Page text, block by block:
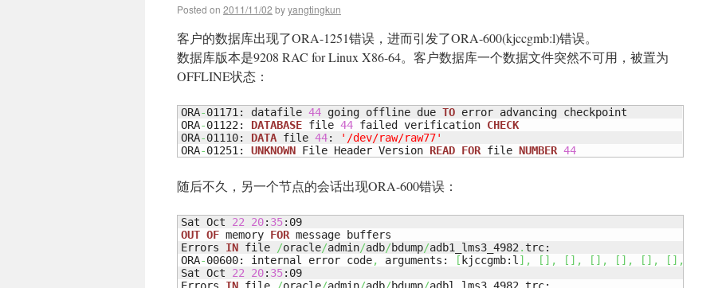
Posted on 2011/11/02 byyangtingkun
客户的数据库出现了ORA-1251错误，进而引发了ORA-600(kjccgmb:l)错误。
数据库版本是9208 RAC for Linux X86-64。客户数据库一个数据文件突然不可用，被置为
OFFLINE状态：
ORA-01171: datafile 44 going offline due TO error advancing checkpoint
ORA-01122: DATABASE file 44 failed verification CHECK
ORA-01110: DATA file 44:
'/dev/raw/raw77'
ORA-01251: UNKNOWN File Header Version READ FOR file NUMBER 44
随后不久，另一个节点的会话出现ORA-600错误：
Sat Oct 22 20: 35
OUT OF memory FOR message buffers
Errors IN file /oracle/admin/adb/bdump/adb1_lms3_4982 .trc:
ORA-00600: internal error code, arguments: [ kjccgmb:l ] , [ ] , [ ] , [ ] , [ ] , [ ] , [ ] ,
Sat Oct 22 20: 35:09